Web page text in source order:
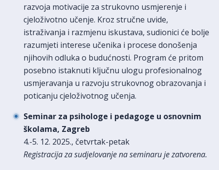
razvoja motivacije za strukovno usmjerenje i
cjeloživotno učenje. Kroz stručne uvide,
istraživanja i razmjenu iskustava, sudionici će bolje
razumjeti interese učenika i procese donošenja
njihovih odluka o budućnosti. Program će pritom
posebno istaknuti ključnu ulogu profesionalnog
usmjeravanja u razvoju strukovnog obrazovanja i
poticanju cjeloživotnog učenja.
Seminar za psihologe i pedagoge u osnovnim
školama, Zagreb
4.-5. 12. 2025., četvrtak-petak
Registracija za sudjelovanje na seminaru je zatvorena.